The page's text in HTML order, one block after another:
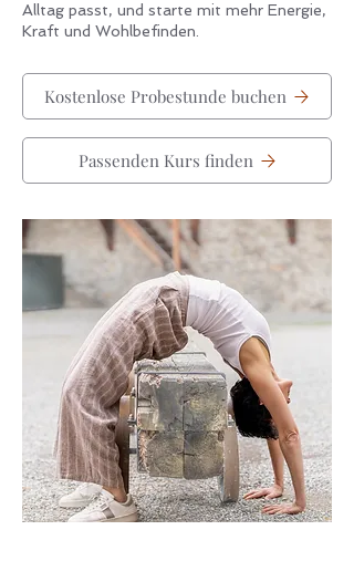
Alltag passt, und starte mit mehr Energie,
Kraft und Wohlbefinden.
Kostenlose Probestunde buchen
Passenden Kurs finden